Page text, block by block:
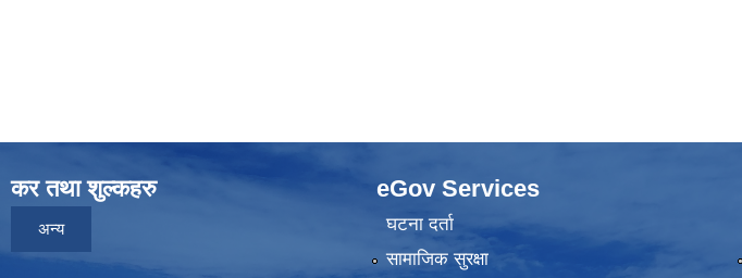
कर तथा शुल्कहरु
अन्य
eGov Services
घटना दर्ता
सामाजिक सुरक्षा